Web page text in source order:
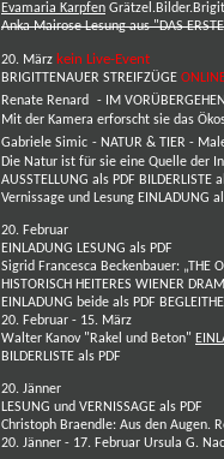
Evamaria Karpfen
Anka MairoseLesung aus "DAS
20. März kein Live-Event
BRIGITTENAUER STREIFZÜGE
Renate Renard
- IM
Mit der Kamera erforscht sie das
Gabriele Simic - NATUR & TIER -
Die Natur ist für sie eine Quelle der
AUSSTELLUNG als PDF BILDERLISTE
Vernissage und Lesung EINLADUNG
20. Februar
EINLADUNG LESUNG als PDF
Sigrid Francesca Beckenbauer: „THE
HISTORISCH HEITERES WIENER
EINLADUNG beide als PDF
20. Februar - 15. März
Walter Kanov" Rakel und Beton"
BILDERLISTE als PDF
20. Jänner
LESUNG und VERNISSAGE als PDF
Christoph Braendle: Aus den Augen.
20. Jänner - 17. Februar Ursula G.